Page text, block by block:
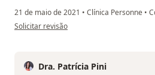
21 de maio de 2021 • Clínica Personne •
na opinião do utilizador Luzia Garcia
Solicitar revisão
Dra. Patrícia Pini